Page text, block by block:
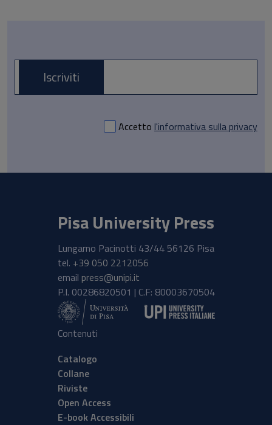
E-mail *
Accetto l'informativa sulla privacy
Iscriviti
Pisa University Press
Lungarno Pacinotti 43/44 56126 Pisa
tel. +39 050 2212056
email press@unipi.it
P.I. 00286820501 | C.F: 80003670504
Contenuti
Catalogo
Collane
Riviste
Open Access
E-book Accessibili